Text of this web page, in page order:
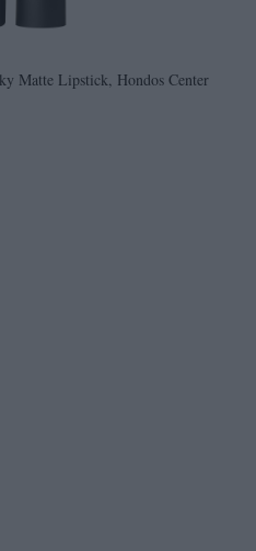
Matte Lipstick, Hondos Center